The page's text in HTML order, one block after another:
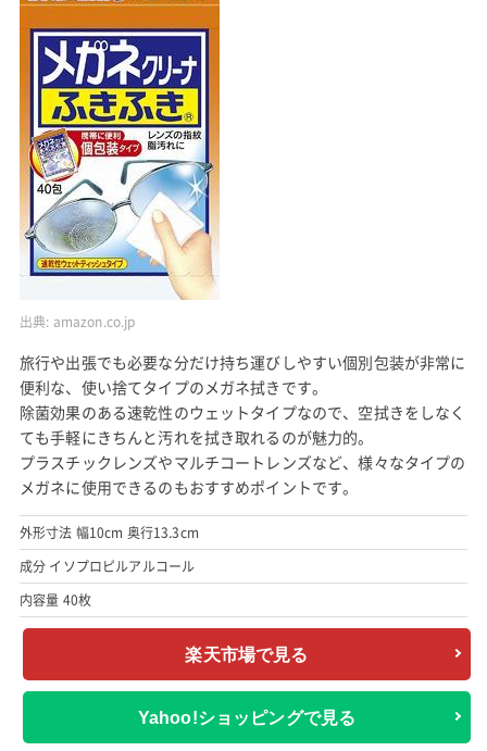
出典: amazon.co.jp
旅行や出張でも必要な分だけ持ち運びしやすい個別包装が非常に
便利な、使い捨てタイプのメガネ拭きです。
除菌効果のある速乾性のウェットタイプなので、空拭きをしなく
ても手軽にきちんと汚れを拭き取れるのが魅力的。
プラスチックレンズやマルチコートレンズなど、様々なタイプの
メガネに使用できるのもおすすめポイントです。
外形寸法 幅10cm 奥行13.3cm
成分 イソプロピルアルコール
内容量 40枚
楽天市場で見る
Yahoo!ショッピングで見る